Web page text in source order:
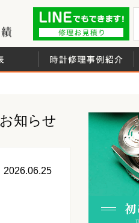
理工房は、腕時計の修理やオ
創業44年の技術、年間修理
ぶ 料金表
知らせ
2026.06.25